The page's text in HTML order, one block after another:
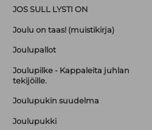
JOS SULL LYSTI ON
Joulu on taas! (muistikirja)
Joulupallot
Joulupilke - Kappaleita juhlan
tekijöille.
Joulupukin suudelma
Joulupukki